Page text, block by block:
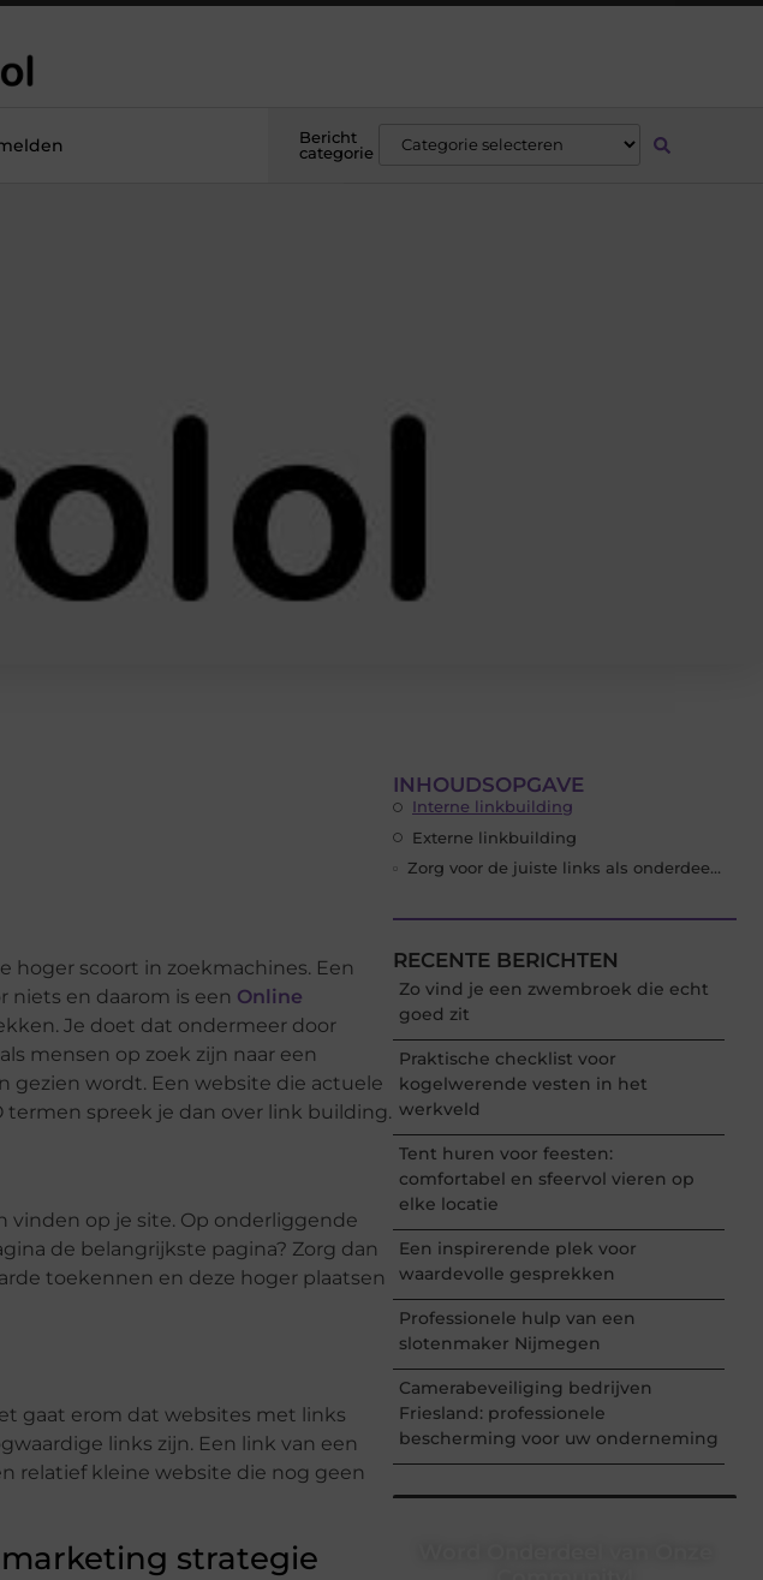
Bericht
categorie
hoger scoort in zoekmachines. Een
niets en daarom is een Online
Je doet dat ondermeer door
mensen op zoek zijn naar een
gezien wordt. Een website die actuele
termen spreek je dan over link building.
op je site. Op onderliggende
de belangrijkste pagina? Zorg dan
toekennen en deze hoger plaatsen
gaat erom dat websites met links
links zijn. Een link van een
relatief kleine website die nog geen
strategie
INHOUDSOPGAVE
Interne linkbuilding
Externe linkbuilding
Zorg voor de juiste links als onderdeel van je online marketing strategie
RECENTE BERICHTEN
Zo vind je een zwembroek die echt
goed zit
Praktische checklist voor
kogelwerende vesten in het
werkveld
Tent huren voor feesten:
comfortabel en sfeervol vieren op
elke locatie
Een inspirerende plek voor
waardevolle gesprekken
Professionele hulp van een
slotenmaker Nijmegen
Camerabeveiliging bedrijven
Friesland: professionele
bescherming voor uw onderneming